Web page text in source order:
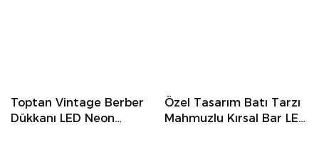
Toptan Vintage Berber
Dükkanı LED Neon
Özel Tasarım Batı Tarzı
Mahmuzlu Kırsal Bar LED